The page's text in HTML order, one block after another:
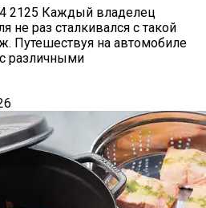
2125 Каждый владелец
не раз сталкивался с такой
Путешествуя на автомобиле
различными